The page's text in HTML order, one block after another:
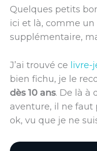
Quelques petits
ici et là, comme
supplémentaire,
J’ai trouvé ce livre-
bien fichu, je le
dès 10 ans. De là à
aventure, il ne faut
ok, vu que je ne